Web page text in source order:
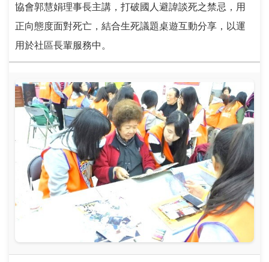
協會郭慧娟理事長主講，打破國人避諱談死之禁忌，用
正向態度面對死亡，結合生死議題桌遊互動分享，以運
用於社區長輩服務中。